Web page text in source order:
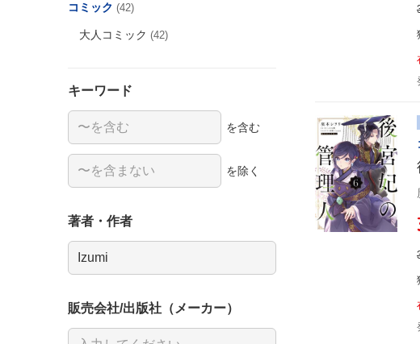
コミック (42)
大人コミック (42)
キーワード
を含む
を除く
著者・作者
販売会社/出版社（メーカー）